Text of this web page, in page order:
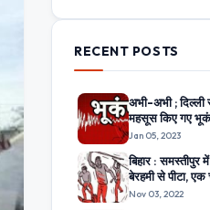
RECENT POSTS
अभी-अभी ;
महसूस किए गए
में घरों से बाहर
Jan 05, 2023
बिहार : समस्तीपुर
बेरहमी से पीटा,
Nov 03, 2022